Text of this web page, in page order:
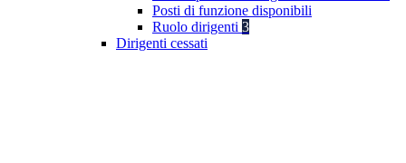
Posti di funzione disponibili
Ruolo dirigenti 3
Dirigenti cessati